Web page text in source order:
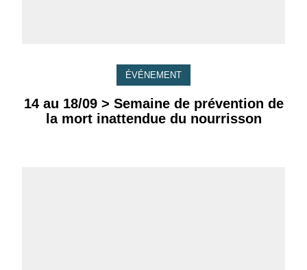
ÉVÉNEMENT
14 au 18/09 > Semaine de prévention de
la mort inattendue du nourrisson